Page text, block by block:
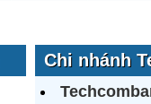
Chi nhánh